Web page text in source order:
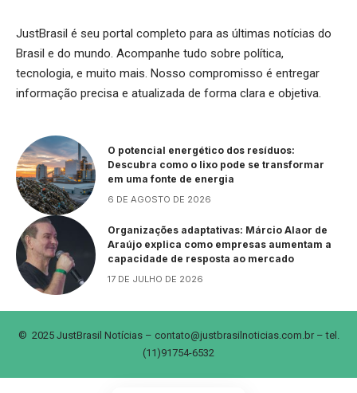
JustBrasil é seu portal completo para as últimas notícias do
Brasil e do mundo. Acompanhe tudo sobre política,
tecnologia, e muito mais. Nosso compromisso é entregar
informação precisa e atualizada de forma clara e objetiva.
O potencial energético dos resíduos:
Descubra como o lixo pode se transformar
em uma fonte de energia
6 DE AGOSTO DE 2026
Organizações adaptativas: Márcio Alaor de
Araújo explica como empresas aumentam a
capacidade de resposta ao mercado
17 DE JULHO DE 2026
© 2025 JustBrasil Notícias – contato@justbrasilnoticias.com.br– tel.
(11)91754-6532